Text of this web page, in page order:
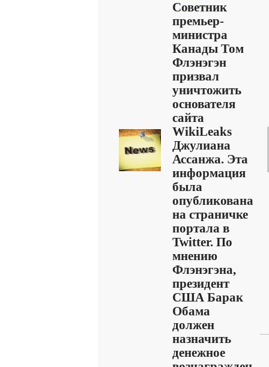
Советник
премьер-
министра
Канады Том
Флэнэгэн
призвал
уничтожить
основателя
сайта
WikiLeaks
Джулиана
Ассанжа. Эта
информация
была
опубликована
на страничке
портала в
Twitter. По
мнению
Флэнэгэна,
президент
США Барак
Обама
должен
назначить
денежное